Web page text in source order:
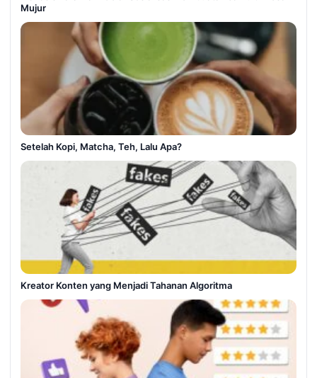
Mujur
Setelah Kopi, Matcha, Teh, Lalu Apa?
Kreator Konten yang Menjadi Tahanan Algoritma